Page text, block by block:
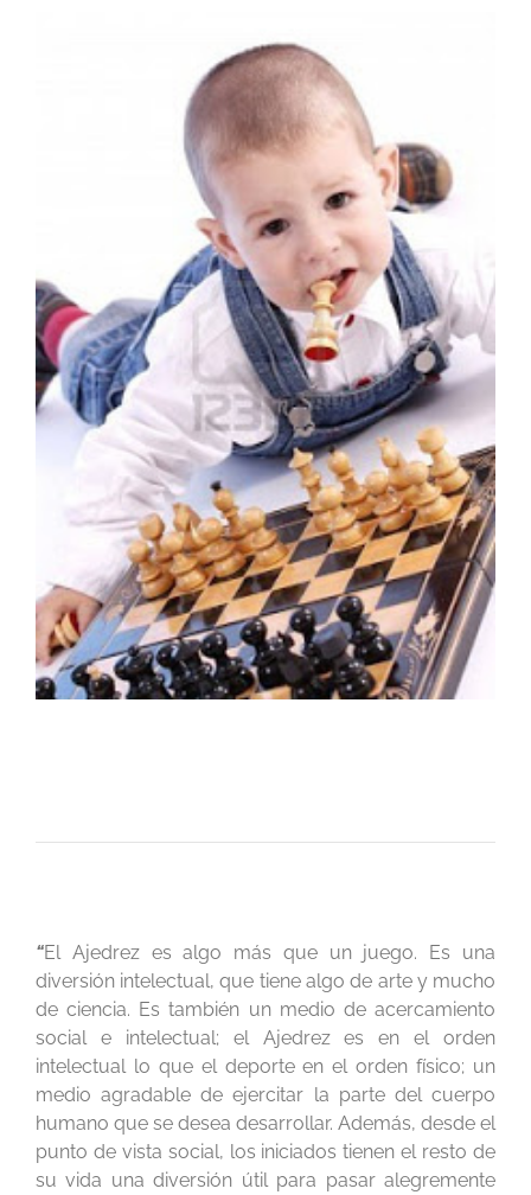
“El Ajedrez es algo más que un juego. Es una
diversión intelectual, que tiene algo de arte y mucho
de ciencia. Es también un medio de acercamiento
social e intelectual; el Ajedrez es en el orden
intelectual lo que el deporte en el orden físico; un
medio agradable de ejercitar la parte del cuerpo
humano que se desea desarrollar. Además, desde el
punto de vista social, los iniciados tienen el resto de
su vida una diversión útil para pasar alegremente